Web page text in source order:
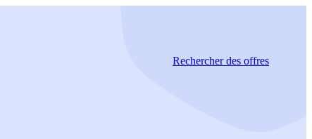
Rechercherdes offres